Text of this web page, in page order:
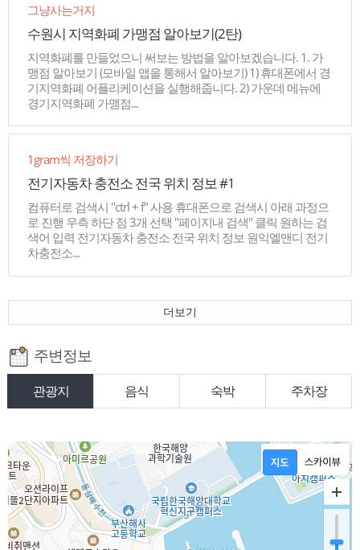
그냥사는거지
수원시 지역화폐 가맹점 알아보기(2탄)
지역화폐를 만들었으니 써보는 방법을 알아보겠습니다. 1. 가
맹점 알아보기 (모바일 앱을 통해서 알아보기) 1) 휴대폰에서 경
기지역화폐 어플리케이션을 실행해줍니다. 2) 가운데 메뉴에
경기지역화폐 가맹점...
1gram씩 저장하기
전기자동차 충전소 전국 위치 정보 #1
컴퓨터로 검색시 "ctrl + f" 사용 휴대폰으로 검색시 아래 과정으
로 진행 우측 하단 점 3개 선택 "페이지내 검색" 클릭 원하는 검
색어 입력 전기자동차 충전소 전국 위치 정보 원익엘앤디 전기
차충전소...
더보기
주변정보
관광지 음식 숙박 주차장